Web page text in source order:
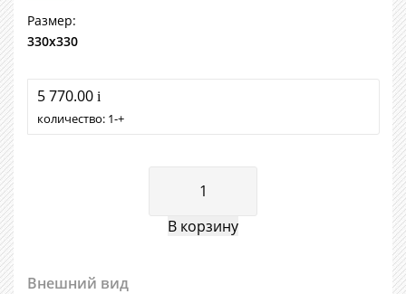
Размер:
330х330
5 770.00 i
количество: 1 +
Внешний вид